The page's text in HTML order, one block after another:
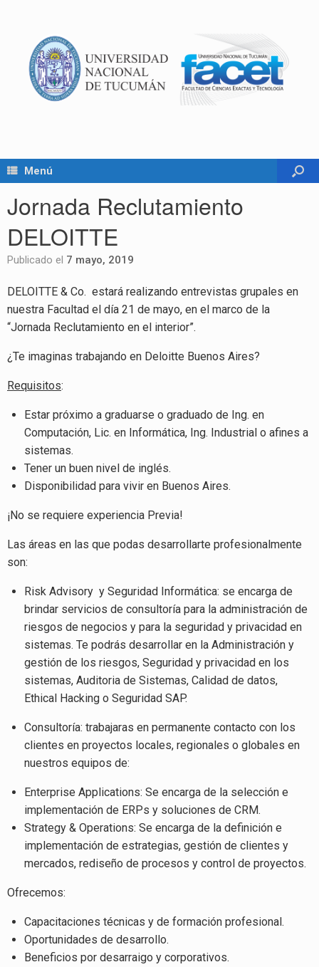
Menú
Jornada Reclutamiento
DELOITTE
Publicado el 7 mayo, 2019
DELOITTE & Co. estará realizando entrevistas grupales en
nuestra Facultad el día 21 de mayo, en el marco de la
“Jornada Reclutamiento en el interior”.
¿Te imaginas trabajando en Deloitte Buenos Aires?
Requisitos:
Estar próximo a graduarse o graduado de Ing. en
Computación, Lic. en Informática, Ing. Industrial o afines a
sistemas.
Tener un buen nivel de inglés.
Disponibilidad para vivir en Buenos Aires.
¡No se requiere experiencia Previa!
Las áreas en las que podas desarrollarte profesionalmente
son:
Risk Advisory y Seguridad Informática: se encarga de
brindar servicios de consultoría para la administración de
riesgos de negocios y para la seguridad y privacidad en
sistemas. Te podrás desarrollar en la Administración y
gestión de los riesgos, Seguridad y privacidad en los
sistemas, Auditoria de Sistemas, Calidad de datos,
Ethical Hacking o Seguridad SAP.
Consultoría: trabajaras en permanente contacto con los
clientes en proyectos locales, regionales o globales en
nuestros equipos de:
Enterprise Applications: Se encarga de la selección e
implementación de ERPs y soluciones de CRM.
Strategy & Operations: Se encarga de la definición e
implementación de estrategias, gestión de clientes y
mercados, rediseño de procesos y control de proyectos.
Ofrecemos:
Capacitaciones técnicas y de formación profesional.
Oportunidades de desarrollo.
Beneficios por desarraigo y corporativos.